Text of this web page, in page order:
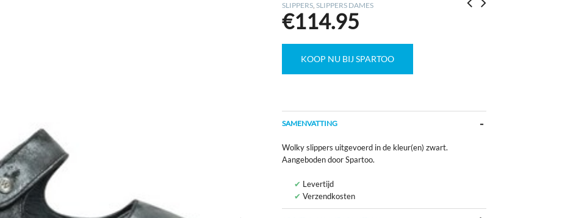
SLIPPERS, SLIPPERS DAMES
€114.95
KOOP NU BIJ SPARTOO
SAMENVATTING
Wolky slippers uitgevoerd in de kleur(en) zwart.
Aangeboden door Spartoo.
Levertijd
Verzendkosten